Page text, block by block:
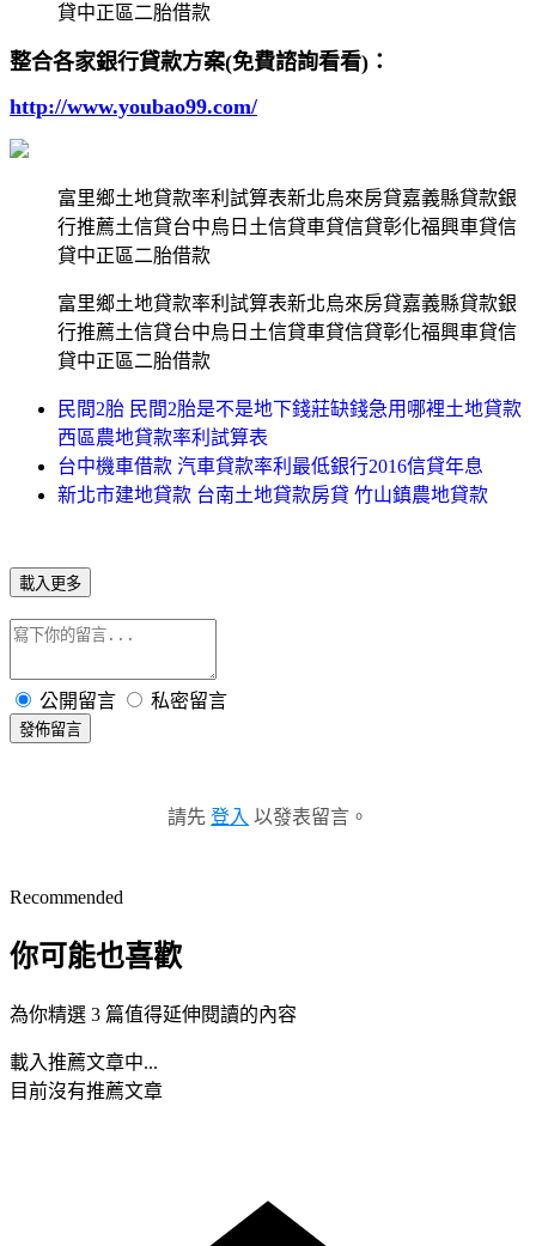
貸中正區二胎借款
整合各家銀行貸款方案(免費諮詢看看)：
http://www.youbao99.com/
富里鄉土地貸款率利試算表新北烏來房貸嘉義縣貸款銀
行推薦土信貸台中烏日土信貸車貸信貸彰化福興車貸信
貸中正區二胎借款
富里鄉土地貸款率利試算表新北烏來房貸嘉義縣貸款銀
行推薦土信貸台中烏日土信貸車貸信貸彰化福興車貸信
貸中正區二胎借款
民間2胎 民間2胎是不是地下錢莊缺錢急用哪裡土地貸款
西區農地貸款率利試算表
台中機車借款 汽車貸款率利最低銀行2016信貸年息
新北市建地貸款 台南土地貸款房貸 竹山鎮農地貸款
載入更多
公開留言 私密留言
發佈留言
請先 登入 以發表留言。
Recommended
你可能也喜歡
為你精選 3 篇值得延伸閱讀的內容
載入推薦文章中...
目前沒有推薦文章